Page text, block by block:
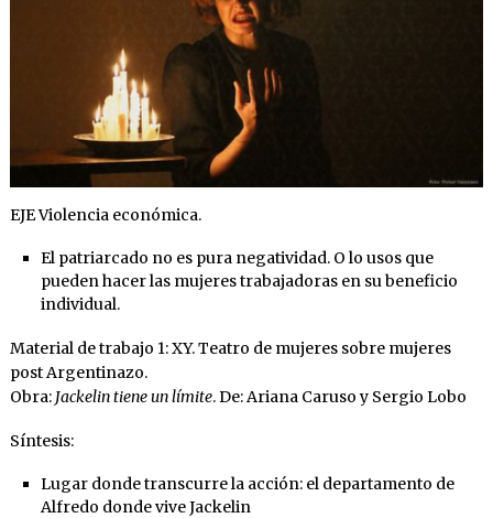
EJE Violencia económica.
El patriarcado no es pura negatividad. O lo usos que
pueden hacer las mujeres trabajadoras en su beneficio
individual.
Material de trabajo 1: XY. Teatro de mujeres sobre mujeres
post Argentinazo.
Obra: Jackelin tiene un límite. De: Ariana Caruso y Sergio Lobo
Síntesis:
Lugar donde transcurre la acción: el departamento de
Alfredo donde vive Jackelin